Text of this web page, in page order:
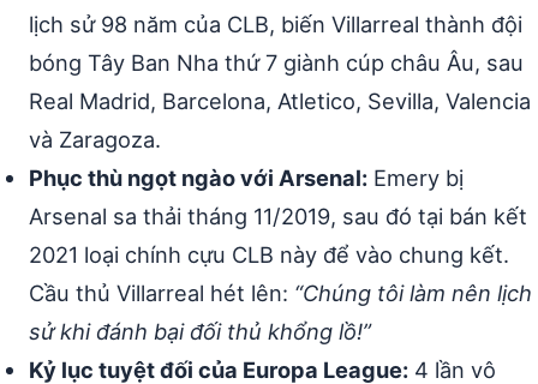
lịch sử 98 năm của CLB, biến Villarreal thành đội
bóng Tây Ban Nha thứ 7 giành cúp châu Âu, sau
Real Madrid, Barcelona, Atletico, Sevilla, Valencia
và Zaragoza.
Phục thù ngọt ngào với Arsenal: Emery bị
Arsenal sa thải tháng 11/2019, sau đó tại bán kết
2021 loại chính cựu CLB này để vào chung kết.
Cầu thủ Villarreal hét lên: “Chúng tôi làm nên lịch
sử khi đánh bại đối thủ khổng lồ!”
Kỷ lục tuyệt đối của Europa League: 4 lần vô